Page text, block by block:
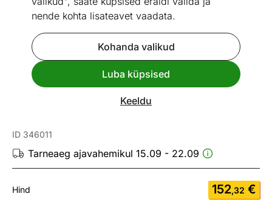
nende kohta lisateavet vaadata.
Kohanda valikud
Luba küpsised
Keeldu
Go to slide 7
Vaata sarnaseid
ID 346011
Tarneaeg ajavahemikul 15.09 - 22.09
Hind 152,32 €